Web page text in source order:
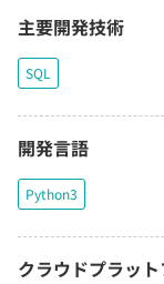
主要開発技術
SQL
開発言語
Python3
クラウドプラッ